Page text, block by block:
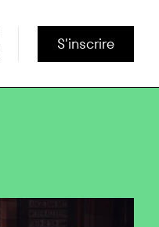
S'inscrire